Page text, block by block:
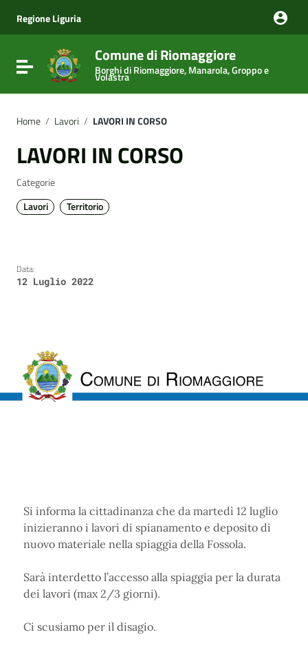
Vai al menu di navigazione
Vai al footer
Regione Liguria
Attiva / disattiva la navigazione
Comune di Riomaggiore
Borghi di Riomaggiore, Manarola, Groppo e
Volastra
Home / Lavori / LAVORI IN CORSO
LAVORI IN CORSO
Categorie
Lavori
Territorio
Data:
12 Luglio 2022
Si informa la cittadinanza che da martedì 12 luglio
inizieranno i lavori di spianamento e deposito di
nuovo materiale nella spiaggia della Fossola.
Sarà interdetto l’accesso alla spiaggia per la durata
dei lavori (max 2/3 giorni).
Ci scusiamo per il disagio.